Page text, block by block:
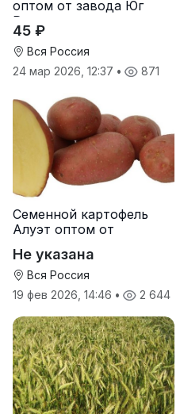
оптом от завода Юг
Руси
45 ₽
Вся Россия
24 мар 2026, 12:37 • 871
Семенной картофель
Алуэт оптом от
Не указана
Вся Россия
19 фев 2026, 14:46 • 2 644